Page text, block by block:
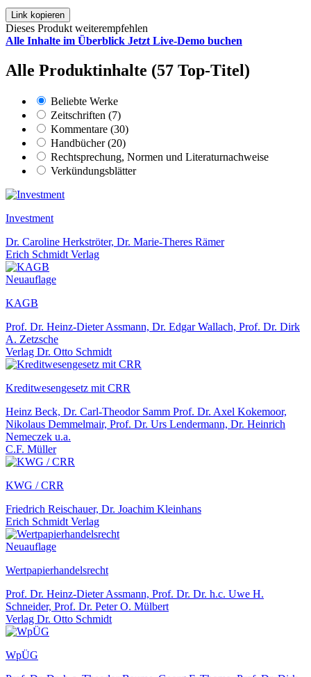
Link kopieren
Dieses Produkt weiterempfehlen
Alle Inhalte im Überblick Jetzt Live-Demo buchen
Alle Produktinhalte (57 Top-Titel)
Beliebte Werke
Zeitschriften (7)
Kommentare (30)
Handbücher (20)
Rechtsprechung, Normen und Literaturnachweise
Verkündungsblätter
Investment
Dr. Caroline Herkströter, Dr. Marie-Theres Rämer
Erich Schmidt Verlag
Neuauflage
KAGB
Prof. Dr. Heinz-Dieter Assmann, Dr. Edgar Wallach, Prof. Dr. Dirk
A. Zetzsche
Verlag Dr. Otto Schmidt
Kreditwesengesetz mit CRR
Heinz Beck, Dr. Carl-Theodor Samm Prof. Dr. Axel Kokemoor,
Nikolaus Demmelmair, Prof. Dr. Urs Lendermann, Dr. Heinrich
Nemeczek u.a.
C.F. Müller
KWG / CRR
Friedrich Reischauer, Dr. Joachim Kleinhans
Erich Schmidt Verlag
Neuauflage
Wertpapierhandelsrecht
Prof. Dr. Heinz-Dieter Assmann, Prof. Dr. Dr. h.c. Uwe H.
Schneider, Prof. Dr. Peter O. Mülbert
Verlag Dr. Otto Schmidt
WpÜG